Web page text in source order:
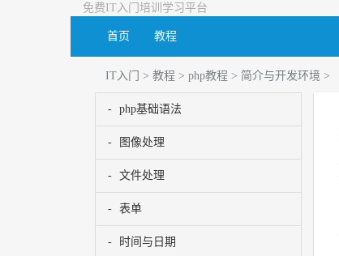
免费IT入门培训学习平台
首页 教程
IT入门 > 教程 > php教程 > 简介与开发环境 >
php基础语法
图像处理
文件处理
表单
时间与日期